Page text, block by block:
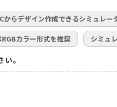
からデザイン作成できるシミュレー
カラー形式を推奨 シミュ
。